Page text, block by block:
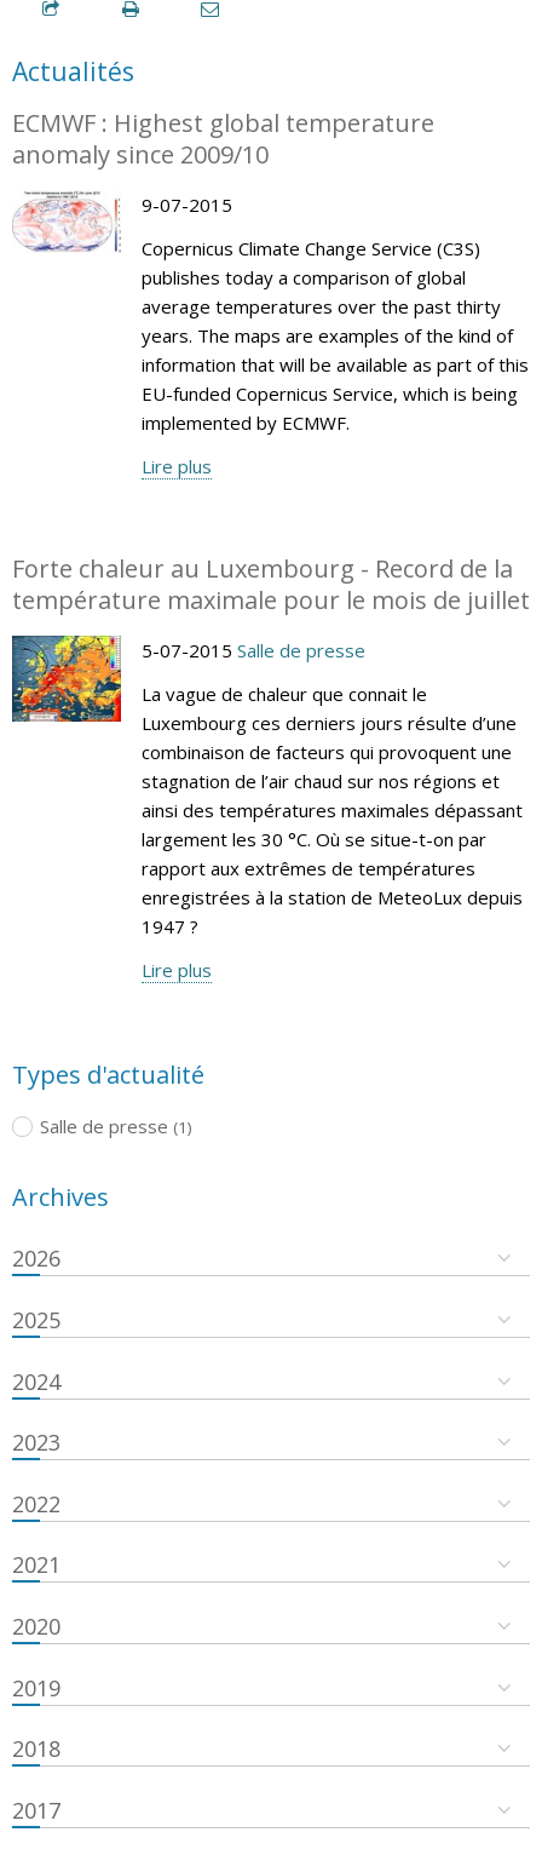
Actualités
ECMWF : Highest global temperature
anomaly since 2009/10
9-07-2015
Copernicus Climate Change Service (C3S)
publishes today a comparison of global
average temperatures over the past thirty
years. The maps are examples of the kind of
information that will be available as part of this
EU-funded Copernicus Service, which is being
implemented by ECMWF.
Lire plus
Forte chaleur au Luxembourg - Record de la
température maximale pour le mois de juillet
5-07-2015 Salle de presse
La vague de chaleur que connait le
Luxembourg ces derniers jours résulte d’une
combinaison de facteurs qui provoquent une
stagnation de l’air chaud sur nos régions et
ainsi des températures maximales dépassant
largement les 30 °C. Où se situe-t-on par
rapport aux extrêmes de températures
enregistrées à la station de MeteoLux depuis
1947 ?
Lire plus
Types d'actualité
Salle de presse (1)
Archives
2026
2025
2024
2023
2022
2021
2020
2019
2018
2017